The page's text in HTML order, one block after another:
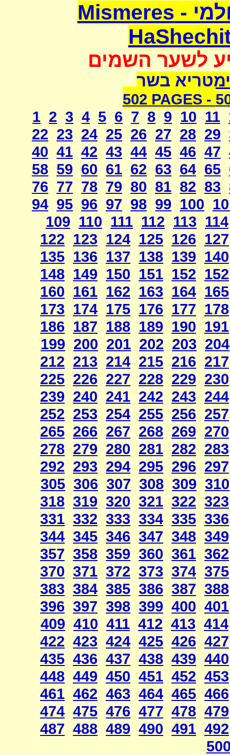
משמרת השחיטה העולמי - Mismeres
לשער השמים
בשר
502 PAGES -
1 2 3 4 5 6 7 8 9 10 11
22 23 24 25 26 27 28 29
40 41 42 43 44 45 46 47
58 59 60 61 62 63 64 65
76 77 78 79 80 81 82 83
94 95 96 97 98 99 100
109 110 111 112 113 114
122 123 124 125 126 127
135 136 137 138 139 140
148 149 150 151 152 152
160 161 162 163 164 165
173 174 175 176 177 178
186 187 188 189 190 191
199 200 201 202 203 204
212 213 214 215 216 217
225 226 227 228 229 230
239 240 241 242 243 244
252 253 254 255 256 257
265 266 267 268 269 270
278 279 280 281 282 283
292 293 294 295 296 297
305 306 307 308 309 310
318 319 320 321 322 323
331 332 333 334 335 336
344 345 346 347 348 349
357 358 359 360 361 362
370 371 372 373 374 375
383 384 385 386 387 388
396 397 398 399 400 401
409 410 411 412 413 414
422 423 424 425 426 427
435 436 437 438 439 440
448 449 450 451 452 453
461 462 463 464 465 466
474 475 476 477 478 479
487 488 489 490 491 492